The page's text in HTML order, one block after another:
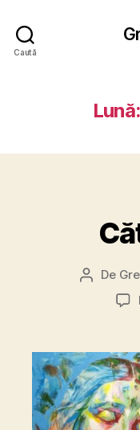
Caută
Lună:
Autor
articol
De